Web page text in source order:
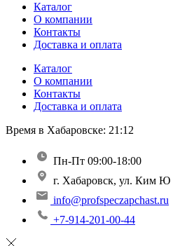
Каталог
О компании
Контакты
Доставка и оплата
Каталог
О компании
Контакты
Доставка и оплата
Время в Хабаровске: 21:12
Пн-Пт 09:00-18:00
г. Хабаровск, ул. Ким Ю
info@profspeczapchast.ru
+7-914-201-00-44